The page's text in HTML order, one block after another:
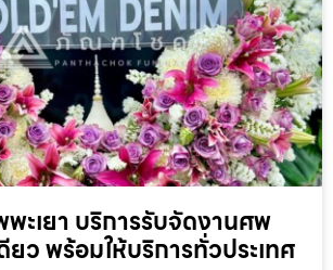
ะเยา บริการรับจัดงานศพ
ยว พร้อมให้บริการทั่วประเทศ